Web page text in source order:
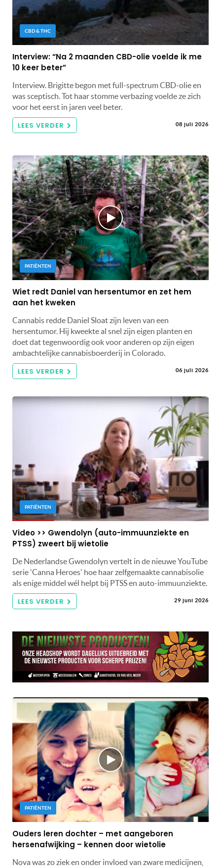
CBD & THC
Interview: “Na 2 maanden CBD-olie voelde ik me
10 keer beter”
Interview. Brigitte begon met full-spectrum CBD-olie en
was sceptisch. Tot haar stomme verbazing voelde ze zich
voor het eerst in jaren veel beter.
LEES VERDER 08 juli 2026
PATIËNTEN
Wiet redt Daniel van hersentumor en zet hem
aan het kweken
Cannabis redde Daniel Sloat zijn leven van een
hersentumor. Hij kweekte al snel zijn eigen planten en
doet dat tegenwoordig ook voor anderen op zijn eigen
ambachtelijke cannabisboerderij in Colorado.
LEES VERDER 06 juli 2026
PATIËNTEN
Video >> Gwendolyn (auto-immuunziekte en
PTSS) zweert bij wietolie
De Nederlandse Gwendolyn vertelt in de nieuwe YouTube
serie 'Canna Heroes' hoe haar zelfgemaakte cannabisolie
als enige middel wél helpt bij PTSS en auto-immuunziekte.
LEES VERDER 29 juni 2026
PATIËNTEN
Ouders leren dochter – met aangeboren
hersenafwijking – kennen door wietolie
Nova was zo ziek en onder invloed van zware medicijnen,